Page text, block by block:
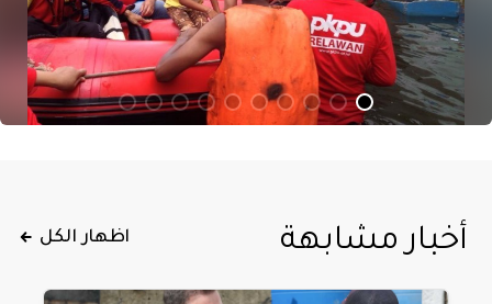
أخبار مشابهة اظهار الكل